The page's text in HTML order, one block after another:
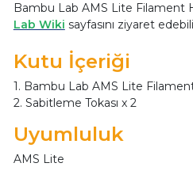
Bambu Lab AMS Lite Filament
Lab Wiki sayfasını ziyaret
Kutu İçeriği
1. Bambu Lab AMS Lite
2. Sabitleme Tokası x 2
Uyumluluk
AMS Lite